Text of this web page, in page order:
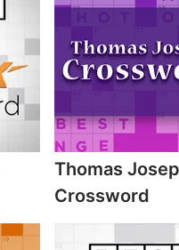
Thomas
Crossword